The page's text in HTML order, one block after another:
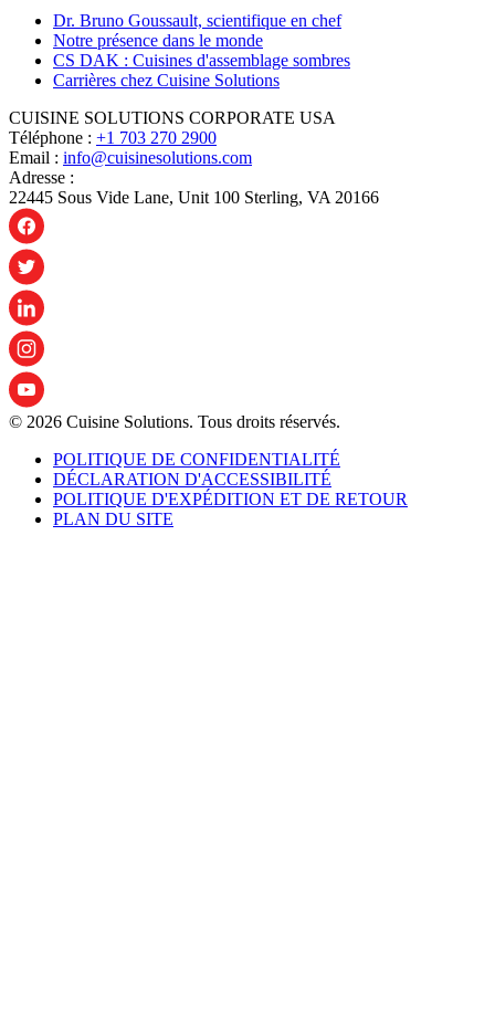
Dr. Bruno Goussault, scientifique en chef
Notre présence dans le monde
CS DAK : Cuisines d'assemblage sombres
Carrières chez Cuisine Solutions
CUISINE SOLUTIONS CORPORATE USA
Téléphone : +1 703 270 2900
Email : info@cuisinesolutions.com
Adresse :
22445 Sous Vide Lane, Unit 100 Sterling, VA 20166
© 2026 Cuisine Solutions. Tous droits réservés.
POLITIQUE DE CONFIDENTIALITÉ
DÉCLARATION D'ACCESSIBILITÉ
POLITIQUE D'EXPÉDITION ET DE RETOUR
PLAN DU SITE